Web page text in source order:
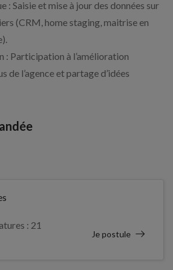
: Saisie et mise à jour des données sur
(CRM, home staging, maitrise en
: Participation à l’amélioration
de l’agence et partage d’idées
: 21
Je postule